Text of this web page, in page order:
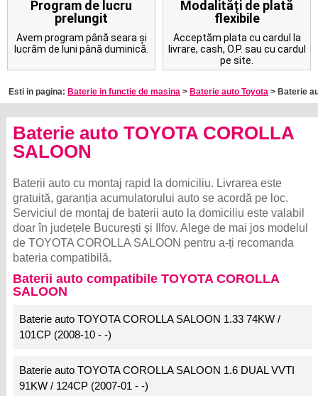
Program de lucru
prelungit
Avem program până seara și
lucrăm de luni până duminică.
Modalități de plată
flexibile
Acceptăm plata cu cardul la
livrare, cash, O.P. sau cu cardul
pe site.
Esti in pagina: Baterie in functie de masina > Baterie auto Toyota > Baterie
Baterie auto TOYOTA COROLLA
SALOON
Baterii auto cu montaj rapid la domiciliu. Livrarea este
gratuită, garanția acumulatorului auto se acordă pe loc.
Serviciul de montaj de baterii auto la domiciliu este valabil
doar în județele București și Ilfov. Alege de mai jos modelul
de TOYOTA COROLLA SALOON pentru a-ți recomanda
bateria compatibilă.
Baterii auto compatibile TOYOTA COROLLA
SALOON
Baterie auto TOYOTA COROLLA SALOON 1.33 74KW /
101CP (2008-10 - -)
Baterie auto TOYOTA COROLLA SALOON 1.6 DUAL VVTI
91KW / 124CP (2007-01 - -)